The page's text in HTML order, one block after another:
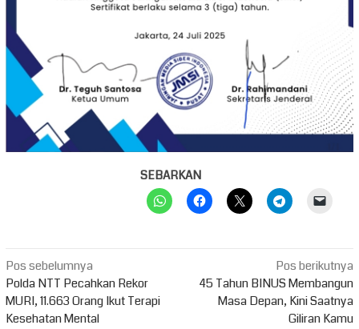
SEBARKAN
Navigasi
pos
Pos sebelumnya
Polda NTT Pecahkan Rekor
MURI, 11.663 Orang Ikut Terapi
Kesehatan Mental
Pos berikutnya
45 Tahun BINUS Membangun
Masa Depan, Kini Saatnya
Giliran Kamu